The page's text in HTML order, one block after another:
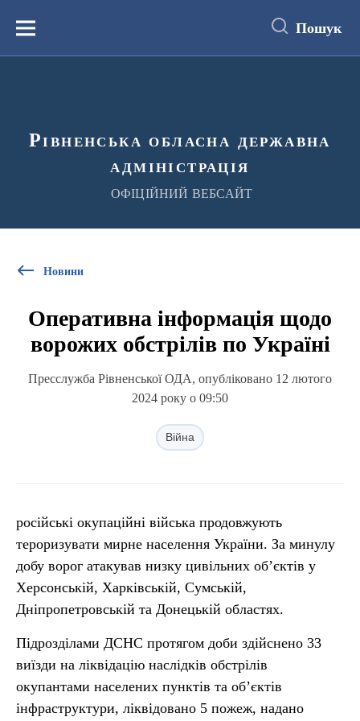
вмістуMenu Пошук
Рівненська обласна державна
адміністрація
ОФІЦІЙНИЙ ВЕБСАЙТ
Новини
Оперативна інформація щодо
ворожих обстрілів по Україні
Пресслужба Рівненської ОДА, опубліковано 12 лютого
2024 року о 09:50
Війна
російські окупаційні війська продовжують
тероризувати мирне населення України. За минулу
добу ворог атакував низку цивільних об’єктів у
Херсонській, Харківській, Сумській,
Дніпропетровській та Донецькій областях.
Підрозділами ДСНС протягом доби здійснено 33
виїзди на ліквідацію наслідків обстрілів
окупантами населених пунктів та об’єктів
інфраструктури, ліквідовано 5 пожеж, надано